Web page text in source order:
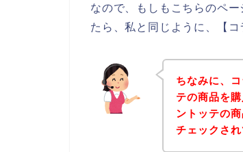
なので、もしもこちらのペ
たら、私と同じように、【
ちなみに、
テの商品を
ントッテの
チェックさ